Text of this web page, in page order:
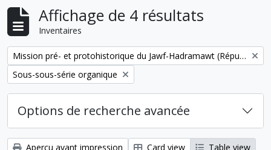
Affichage de 4 résultats
Inventaires
Remove filter:
Mission pré- et protohistorique du Jawf-Hadramawt (République du Yémen)
Remove filter:
Sous-sous-série organique
Options de recherche avancée
Aperçu avant impression Card view Table view